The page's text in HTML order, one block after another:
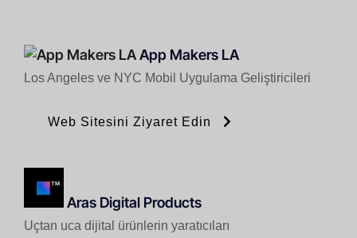
App Makers LA
Los Angeles ve NYC Mobil Uygulama Geliştiricileri
Web Sitesini Ziyaret Edin
Aras Digital Products
Uçtan uca dijital ürünlerin yaratıcıları